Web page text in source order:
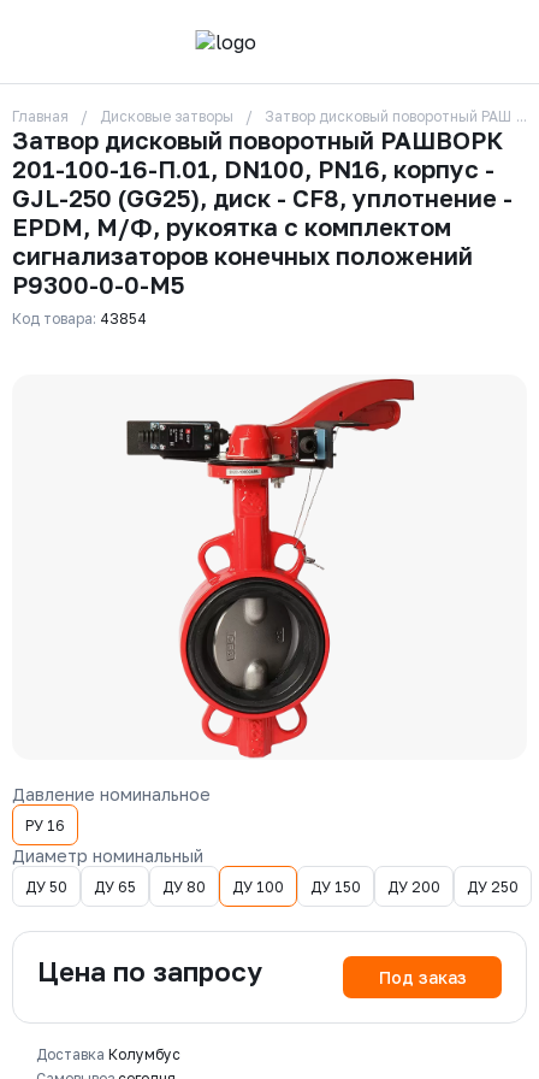
О компании
Контакты
Бренды
Отзывы
Сотрудники
Вакансии
Доставка
Оплата
Вопрос-ответ
+7 (495) 215-24-81zakaz325@ks-rus.com
Email для связи
Одинцово, Внуковская 9, пав. 31
Главная Дисковые затворы Затвор дисковый поворотный
Затвор дисковый поворотный РАШВОРК
201-100-16-П.01, DN100, PN16, корпус -
GJL-250 (GG25), диск - CF8, уплотнение -
EPDM, М/Ф, рукоятка с комплектом
сигнализаторов конечных положений
Р9300-0-0-М5
Код товара: 43854
Давление номинальное
РУ 16
Диаметр номинальный
ДУ 50 ДУ 65 ДУ 80 ДУ 100 ДУ 150 ДУ 200 ДУ 250
Цена по запросу Под заказ
Доставка Колумбус